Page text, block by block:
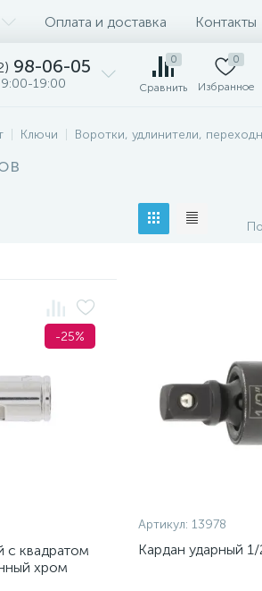
Оплата и доставка Контакты
98-06-05
19:00
0
Сравнить
0
Избранное
Ключи Воротки, удлинители,
-25%
квадратом
хром
Артикул: 13978
Кардан ударный